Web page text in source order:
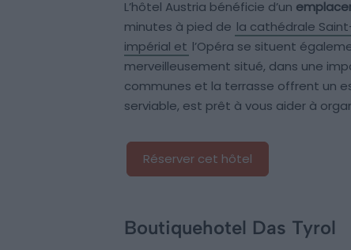
L’hôtel Austria bénéficie d’un
minutes à pied de la cathédrale
impérial et l’Opéra se situent
merveilleusement situé, dans une
communes et la terrasse offrent un
serviable, est prêt à vous aider à
Réserver cet hôtel
Boutiquehotel Das Tyrol